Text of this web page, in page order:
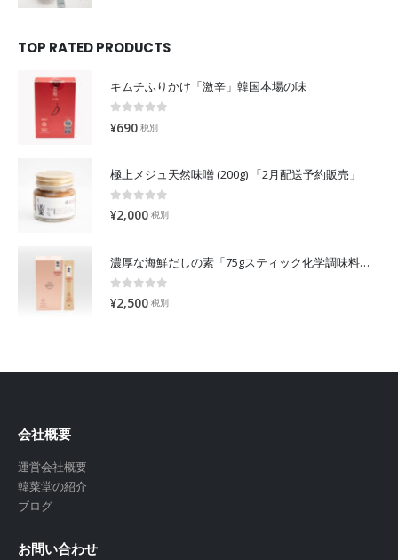
TOP RATED PRODUCTS
キムチふりかけ「激辛」韓国本場の味
¥690 税別
極上メジュ天然味噌 (200g) 「2月配送予約販売」
0out of 5
¥2,000 税別
濃厚な海鮮だしの素「75gスティック化学調味料不使用」無添加出汁
0out of 5
¥2,500 税別
会社概要
運営会社概要
韓菜堂の紹介
ブログ
お問い合わせ